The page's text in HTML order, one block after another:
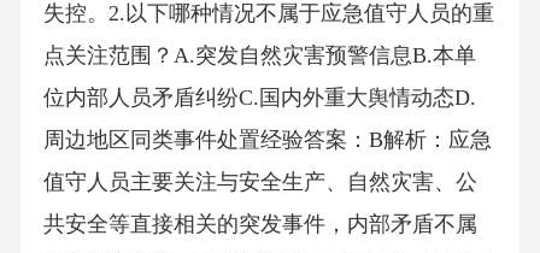
失控。2.以下哪种情况不属于应急值守人员的重
点关注范围？A.突发自然灾害预警信息B.本单
位内部人员矛盾纠纷C.国内外重大舆情动态D.
周边地区同类事件处置经验答案：B解析：应急
值守人员主要关注与安全生产、自然灾害、公
共安全等直接相关的突发事件，内部矛盾不属